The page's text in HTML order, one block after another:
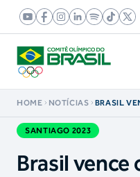
HOME NOTÍCIAS
BRASIL
SANTIAGO
SANTIAGO 2023
Brasil vence